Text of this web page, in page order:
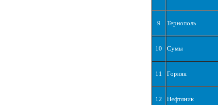
9 Тернополь
10 Сумы
11 Горняк
12 Нефтяник